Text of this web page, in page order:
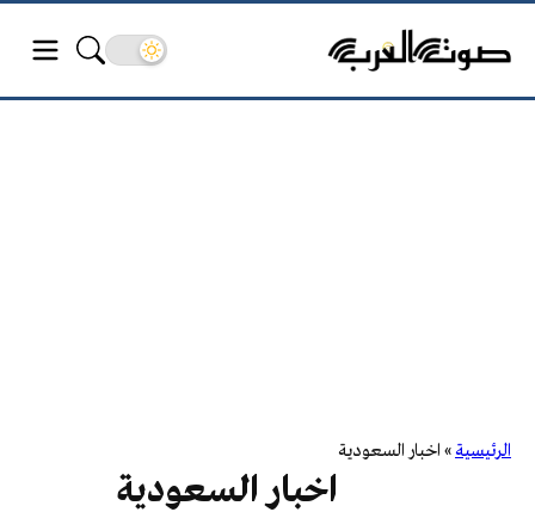
الرئيسية» اخبار السعودية
اخبار السعودية